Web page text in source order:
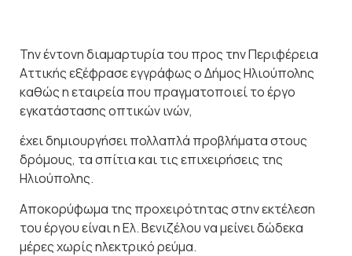
Την έντονη διαμαρτυρία του προς την Περιφέρεια
Αττικής εξέφρασε εγγράφως ο Δήμος Ηλιούπολης
καθώς η εταιρεία που πραγματοποιεί το έργο
εγκατάστασης οπτικών ινών,
έχει δημιουργήσει πολλαπλά προβλήματα στους
δρόμους, τα σπίτια και τις επιχειρήσεις της
Ηλιούπολης.
Αποκορύφωμα της προχειρότητας στην εκτέλεση
του έργου είναι η Ελ. Βενιζέλου να μείνει δώδεκα
μέρες χωρίς ηλεκτρικό ρεύμα.